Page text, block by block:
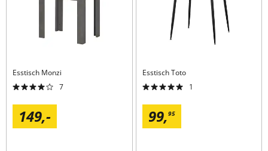
Esstisch Monzi
7
149,-
EsstischToto
1
99,95